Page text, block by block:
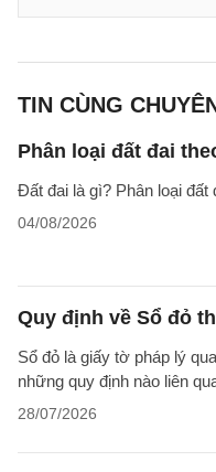
TIN CÙNG
Phân loại đất đai
Đất đai là gì? Phân loại
04/08/2026
Quy định về Sổ đỏ
Sổ đỏ là giấy tờ pháp lý
những quy định nào liên
28/07/2026